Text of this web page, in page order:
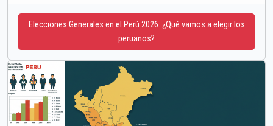
Elecciones Generales en el Perú 2026: ¿Qué vamos a elegir los
peruanos?